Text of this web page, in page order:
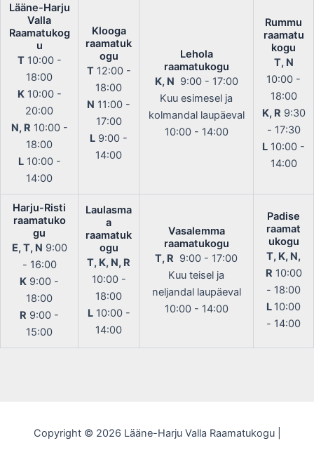
Lääne-Harju
Valla
Raamatukog
u
T10:00 -
18:00
K10:00 -
20:00
N, R 10:00 -
18:00
L10:00 -
14:00
Klooga
raamatuk
ogu
T12:00 -
18:00
N 11:00 -
17:00
L 9:00 -
14:00
Lehola
raamatukogu
K, N 9:00 - 17:00
Kuu esimesel ja
kolmandal laupäeval
10:00 - 14:00
Rummu
raamatu
kogu
T, N
10:00 -
18:00
K, R 9:30
- 17:30
L 10:00 -
14:00
Harju-Risti
raamatuko
gu
E, T, N 9:00
- 16:00
K 9:00 -
18:00
R 9:00 -
15:00
Laulasma
a
raamatuk
ogu
T, K, N, R
10:00 -
18:00
L10:00 -
14:00
Vasalemma
raamatukogu
T, R 9:00 - 17:00
Kuu teisel ja
neljandal laupäeval
10:00 - 14:00
Padise
raamat
ukogu
T, K, N,
R 10:00
- 18:00
L 10:00
- 14:00
Copyright © 2026 Lääne-Harju Valla Raamatukogu |